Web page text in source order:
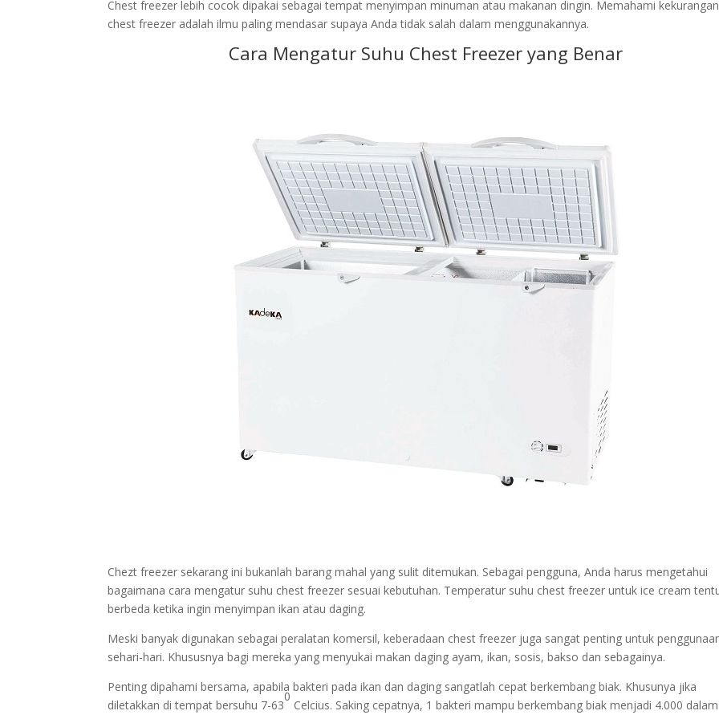
Chest freezer lebih cocok dipakai sebagai tempat menyimpan minuman atau makanan dingin. Memahami kekurangan
chest freezer adalah ilmu paling mendasar supaya Anda tidak salah dalam menggunakannya.
Cara Mengatur Suhu Chest Freezer yang Benar
Chezt freezer sekarang ini bukanlah barang mahal yang sulit ditemukan. Sebagai pengguna, Anda harus mengetahui
bagaimana cara mengatur suhu chest freezer sesuai kebutuhan. Temperatur suhu chest freezer untuk ice cream
berbeda ketika ingin menyimpan ikan atau daging.
Meski banyak digunakan sebagai peralatan komersil, keberadaan chest freezer juga sangat penting untuk
sehari-hari. Khususnya bagi mereka yang menyukai makan daging ayam, ikan, sosis, bakso dan sebagainya.
Penting dipahami bersama, apabila bakteri pada ikan dan daging sangatlah cepat berkembang biak. Khusunya jika
diletakkan di tempat bersuhu 7-63
0
Celcius. Saking cepatnya, 1 bakteri mampu berkembang biak menjadi 4.000 dalam